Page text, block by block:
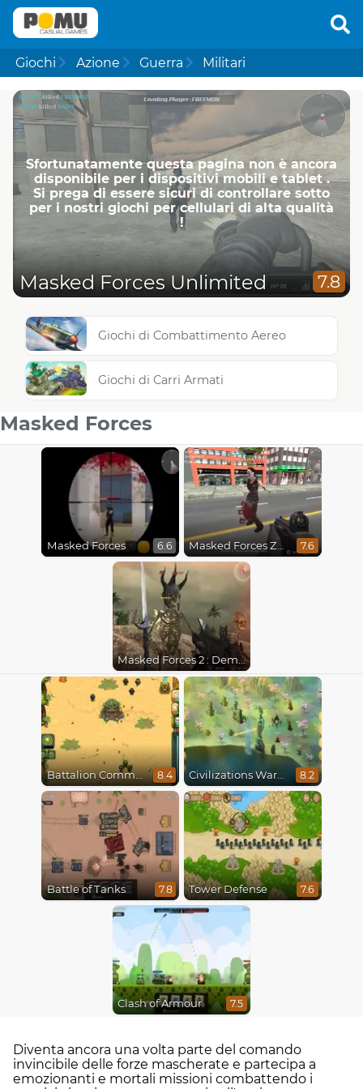
Giochi Azione Guerra Militari
Sfortunatamente questa pagina non è ancora
disponibile per i dispositivi mobili e tablet .
Si prega di essere sicuri di controllare sotto
per i nostri giochi per cellulari di alta qualità
!
Masked Forces Unlimited 7.8
Giochi di Combattimento Aereo
Giochi di Carri Armati
Masked Forces
Masked Forces 6.6 Masked Forces Zombie Survival 7.6
Masked Forces 2 : Demons Rising
Battalion Commander 8.4 Civilizations Wars Master Edition 8.2
Battle of Tanks 7.8 Tower Defense 7.6
Clash of Armour 7.5
Diventa ancora una volta parte del comando
invincibile delle forze mascherate e partecipa a
emozionanti e mortali missioni combattendo i